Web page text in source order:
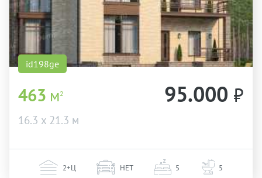
id198ge
463 м2
16.3 х 21.3 м
95.000 ₽
2+Ц НЕТ 5 5